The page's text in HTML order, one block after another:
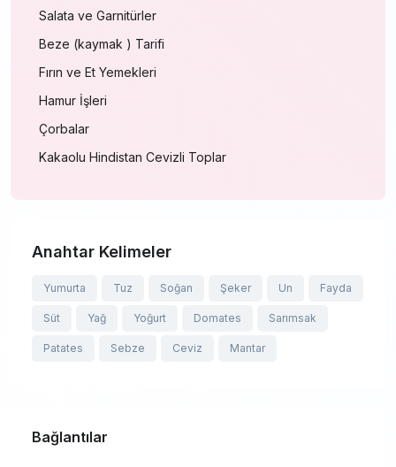
Salata ve Garnitürler
Beze (kaymak ) Tarifi
Fırın ve Et Yemekleri
Hamur İşleri
Çorbalar
Kakaolu Hindistan Cevizli Toplar
Anahtar Kelimeler
Yumurta Tuz Soğan Şeker Un Fayda
Süt Yağ Yoğurt Domates Sarımsak
Patates Sebze Ceviz Mantar
Bağlantılar